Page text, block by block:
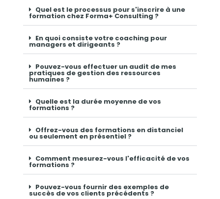
Quel est le processus pour s'inscrire à une
formation chez Forma+ Consulting ?
En quoi consiste votre coaching pour
managers et dirigeants ?
Pouvez-vous effectuer un audit de mes
pratiques de gestion des ressources
humaines ?
Quelle est la durée moyenne de vos
formations ?
Offrez-vous des formations en distanciel
ou seulement en présentiel ?
Comment mesurez-vous l'efficacité de vos
formations ?
Pouvez-vous fournir des exemples de
succès de vos clients précédents ?